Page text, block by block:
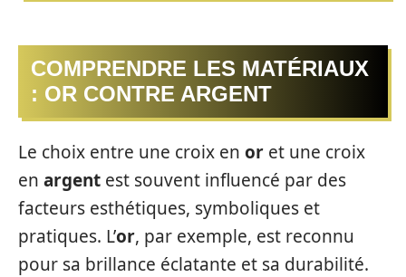
COMPRENDRE LES MATÉRIAUX
: OR CONTRE ARGENT
Le choix entre une croix en or et une croix
en argent est souvent influencé par des
facteurs esthétiques, symboliques et
pratiques. L’or, par exemple, est reconnu
pour sa brillance éclatante et sa durabilité.